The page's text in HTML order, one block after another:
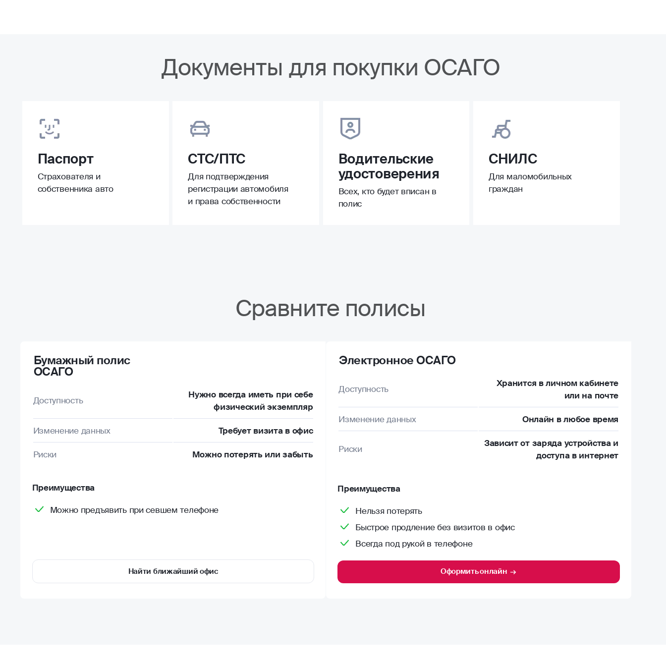
Документы для покупки ОСАГО
Паспорт
Страхователя и
собственника авто
СТС/ПТС
Для подтверждения
регистрации автомобиля
и права собственности
Водительские
удостоверения
Всех, кто будет вписан в
полис
СНИЛС
Для маломобильных
граждан
Сравните полисы
Бумажный полис
ОСАГО
Доступность
Нужно всегда иметь при себе
физический экземпляр
Изменение данных Требует визита в офис
Риски Можно потерять или забыть
Преимущества
Можно предъявить при севшем телефоне
Найти ближайший офис
Электронное ОСАГО
Доступность
Хранится в личном кабинете
или на почте
Изменение данных Онлайн в любое время
Риски
Зависит от заряда устройства и
доступа в интернет
Преимущества
Нельзя потерять
Быстрое продление без визитов в офис
Всегда под рукой в телефоне
Оформить онлайн